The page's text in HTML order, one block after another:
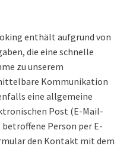
enthält aufgrund von
die eine schnelle
zu unserem
Kommunikation
eine allgemeine
Post (E-Mail-
Person per E-
den Kontakt mit dem